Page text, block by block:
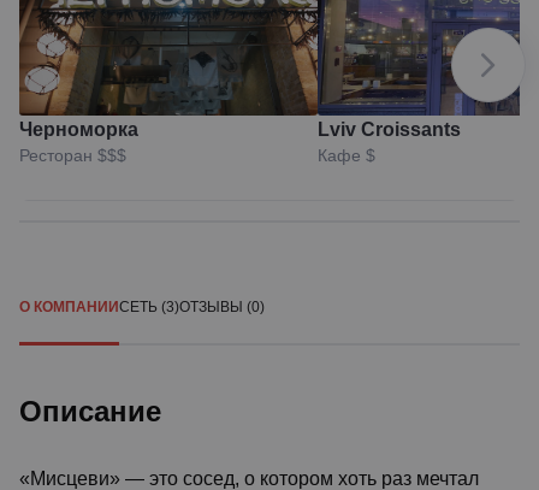
Черноморка
Ресторан $$$
Lviv Croissants
Кафе $
О КОМПАНИИСЕТЬ (3)ОТЗЫВЫ (0)
Описание
«Мисцеви» — это сосед, о котором хоть раз мечтал